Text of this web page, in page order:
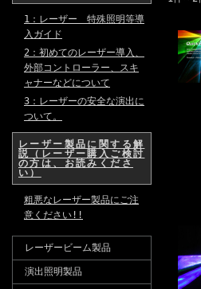
1：レーザー 特殊照明等導
入ガイド
2：初めてのレーザー導入、
外部コントローラー、スキ
ャナーなどについて
3：レーザーの安全な演出に
ついて。
レーザー製品に関する解
説（レーザー購入ご検討
の方は、お読みくださ
い）
粗悪なレーザー製品にご注
意ください!!
レーザービーム製品
演出照明製品